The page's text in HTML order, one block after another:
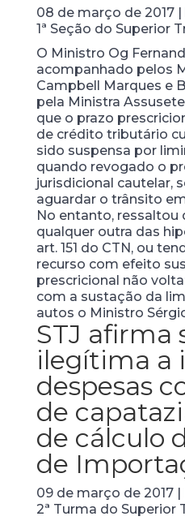
08 de março de 2017
1ª Seção do Superior
O Ministro Og
acompanhado pelos
Campbell Marques e
pela Ministra
que o prazo
de crédito tributário
sido suspensa por
quando revogado o
jurisdicional cautelar,
aguardar o trânsito
No entanto, ressaltou
qualquer outra das
art. 151 do CTN, ou
recurso com efeito
prescricional não
com a sustação da
autos o Ministro
STJ afirma
ilegítima a
despesas
de
de cálculo
de
09 de março de 2017 |
2ª Turma do Superior